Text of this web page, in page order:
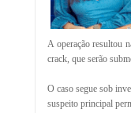
A operação resultou
crack, que serão
O caso segue sob
suspeito principal